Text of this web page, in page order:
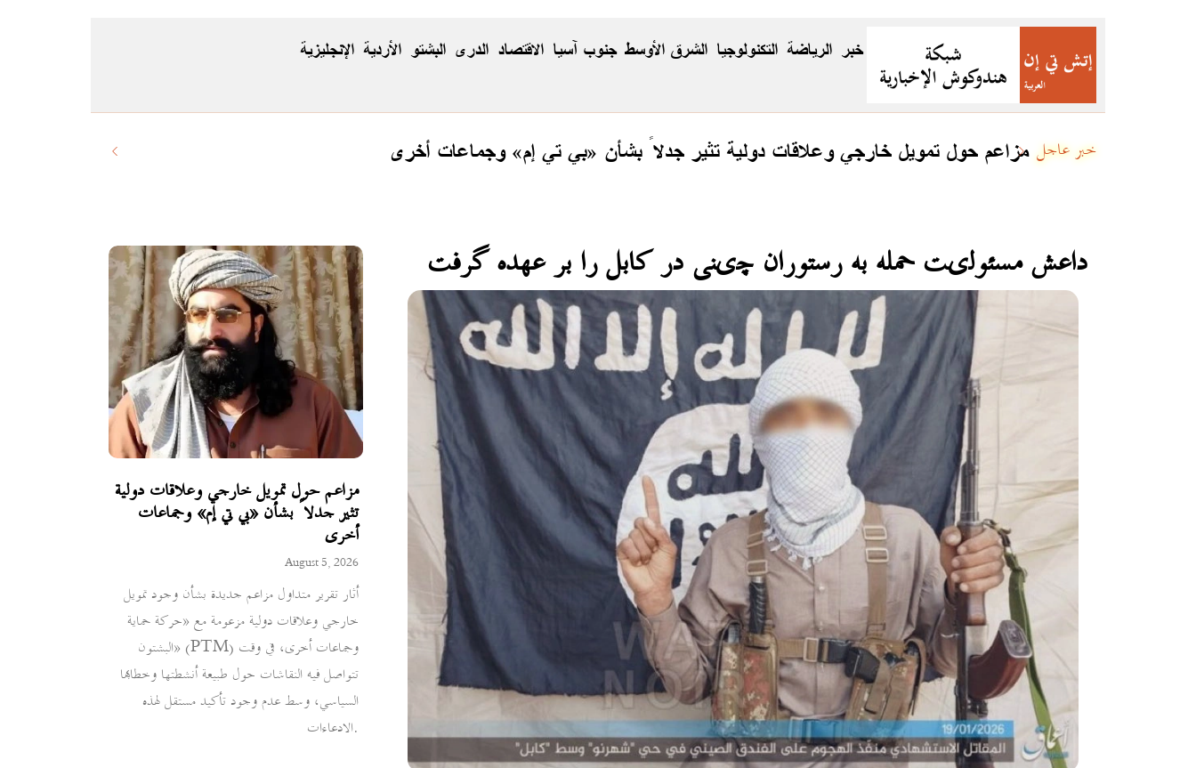
الاقتصاد جنوب آسيا الشرق الأوسط التكنولوجيا الرياضة خبر الإنجليزية الأردية البشتو الدری
مزاعم حول تمويل خارجي وعلاقات دولية تثير جدلاً بشأن «بي تي إم» وجماعات أخرى خبر عاجل
مزاعم حول تمويل خارجي وعلاقات دولية
تثير جدلاً بشأن «بي تي إم» وجماعات
أخرى
August 5, 2026
أثار تقرير متداول مزاعم جديدة بشأن وجود تمويل
خارجي وعلاقات دولية مزعومة مع «حركة حماية
البشتون» (PTM) وجماعات أخرى، في وقت
تتواصل فيه النقاشات حول طبيعة أنشطتها وخطابها
السياسي، وسط عدم وجود تأكيد مستقل لهذه
الادعاءات.
داعش مسئولیت حمله به رستوران چینی در کابل را بر عهده گرفت